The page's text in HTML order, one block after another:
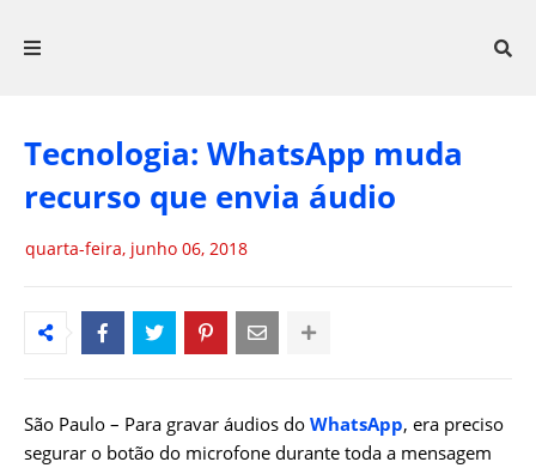
Tecnologia: WhatsApp muda
recurso que envia áudio
quarta-feira, junho 06, 2018
São Paulo – Para gravar áudios do WhatsApp, era preciso
segurar o botão do microfone durante toda a mensagem